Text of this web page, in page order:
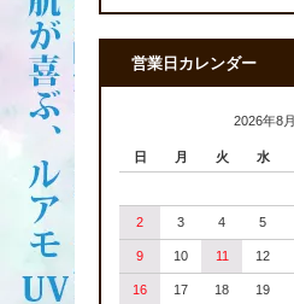
営業日カレンダー
2026年8月
日 月 火 水
2 3 4 5
9 10 11 12
16 17 18 19